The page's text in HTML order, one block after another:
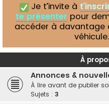
Je t’invite à
te présenter pour
accéder à davantage
véhicule.
À
Annonces &
À lire avant de publier
Sujets : 3